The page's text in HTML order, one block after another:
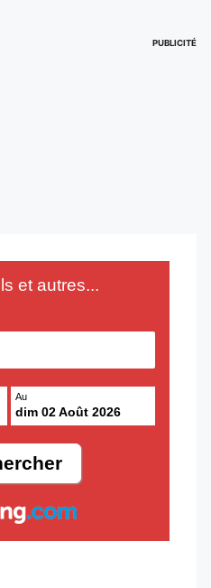
PUBLICITÉ
et autres...
Au
dim 02 Août 2026